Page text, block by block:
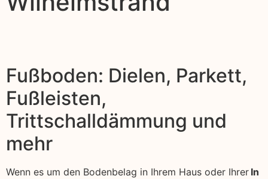
Fußboden: Dielen, Parkett,
Fußleisten,
Trittschalldämmung und
mehr
Wenn es um den Bodenbelag in Ihrem Haus oder Ihrer In